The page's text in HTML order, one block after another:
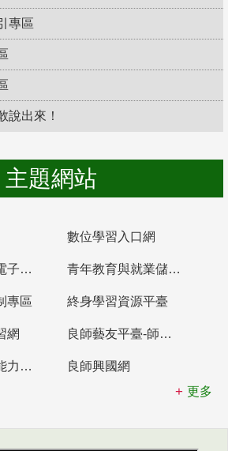
專區
說出來！
主題網站
數位學習入口網
教育部統計處電子書櫃 青年教育與就業儲蓄帳戶
專區 終身學習資源平臺
網 良師藝友平臺-師資培育整合平臺
臺灣台語語言能力認證網站
良師興國網
更多